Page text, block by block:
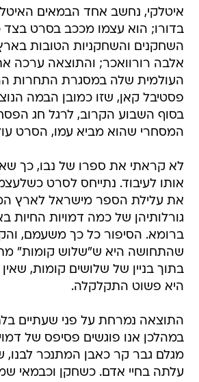
איטלקי, נחשב אחד הבמאים
בדורו; הוא עצמו מככב בסרט בצד
השחקנים והשחקניות הטובות
אלבה רורוואכר; והתוצאה ערכה
העולמית שלה במסגרת התחרות
פסטיבל קאן, שזו כמובן הבמה
בסוף השבוע הקרוב, לרגל חג
המסחרי שהוא מביא עמו, הסרט
לא קראתי את ספרו של נבו, כך
אותו לעיבוד. נתייחס לסרט
את עלילת הספר מישראל לארץ
גורלותיהן של כמה דמויות החיות
ברומא. הסיפור כל כך משעמם,
שהתחושה היא ש"שלוש קומות"
בתוך בניין של שלושים קומות,
היא פשוט התקלקלה.
התוצאה נמרחת על פני שעתיים
במהלכן אנו פוגשים פסיפס של
מגלם גבר קר כאבן המתנכר לבנו,
עלתה בחיי אדם. כשחקן וכבמאי